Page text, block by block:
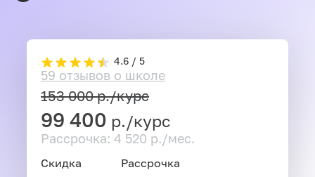
4.6 / 5
59 отзывов о школе
153 000р./курс
99 400 р./курс
Рассрочка: 4 520 р./мес.
Скидка
Рассрочка